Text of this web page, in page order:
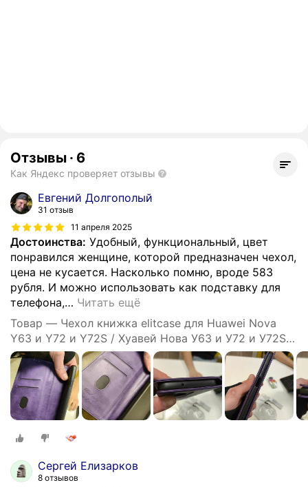
Отзывы · 6
Как Яндекс проверяет отзывы
Евгений Долгополый
31 отзыв
11 апреля 2025
Достоинства: Удобный, функциональный, цвет
понравился женщине, которой предназначен чехол,
цена не кусается. Насколько помню, вроде 583
рубля. И можно использовать как подставку для
телефона,… Читать ещё
Товар — Чехол книжка elitcase для Huawei Nova
Y63 и Y72 и Y72S / Хуавей Нова У63 и У72 и У72S
(Тёмно-фиолетовая)
Сергей Елизарков
8 отзывов